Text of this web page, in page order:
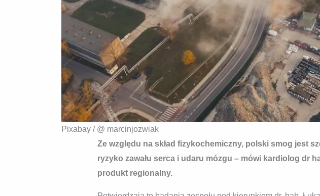
Pixabay / @ marcinjozwiak
Ze względu na skład fizykochemiczny, polski smog jest
ryzyko zawału serca i udaru mózgu – mówi kardiolog dr
produkt regionalny.